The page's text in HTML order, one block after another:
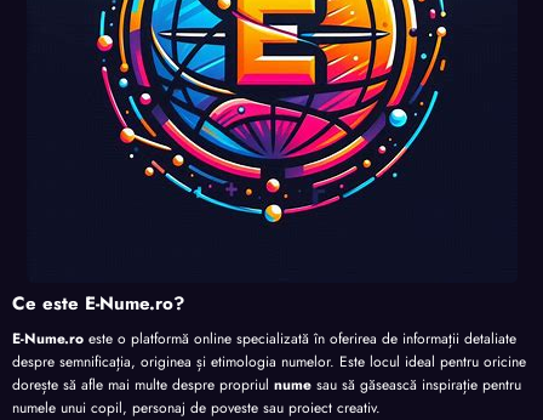
Ce este E-Nume.ro?
E-Nume.ro este o platformă online specializată în oferirea de informații detaliate
despre semnificația, originea și etimologia numelor. Este locul ideal pentru oricine
dorește să afle mai multe despre propriul nume sau să găsească inspirație pentru
numele unui copil, personaj de poveste sau proiect creativ.